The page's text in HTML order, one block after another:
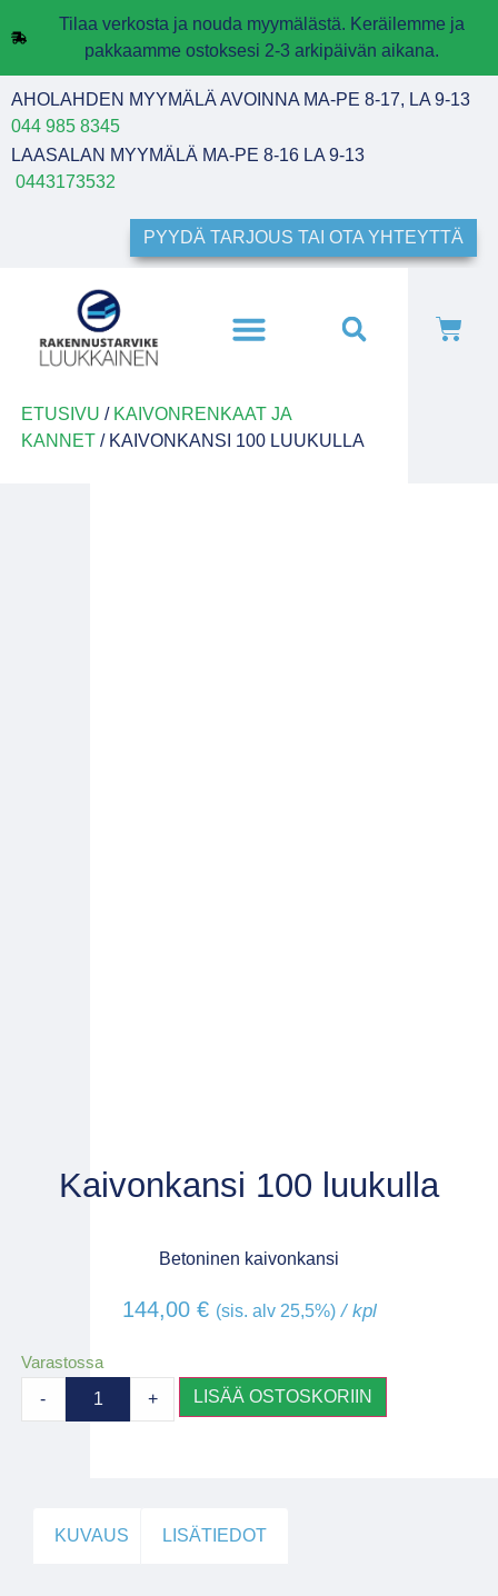
Tilaa verkosta ja nouda myymälästä. Keräilemme ja
pakkaamme ostoksesi 2-3 arkipäivän aikana.
AHOLAHDEN MYYMÄLÄ AVOINNA MA-PE 8-17, LA 9-13
044 985 8345
LAASALAN MYYMÄLÄ MA-PE 8-16 LA 9-13
0443173532
PYYDÄ TARJOUS TAI OTA YHTEYTTÄ
ETUSIVU / KAIVONRENKAAT JA
KANNET/ KAIVONKANSI 100 LUUKULLA
Kaivonkansi 100 luukulla
Betoninen kaivonkansi
144,00 € (sis. alv 25,5%)/ kpl
Varastossa
- + LISÄÄ OSTOSKORIIN
KUVAUS LISÄTIEDOT